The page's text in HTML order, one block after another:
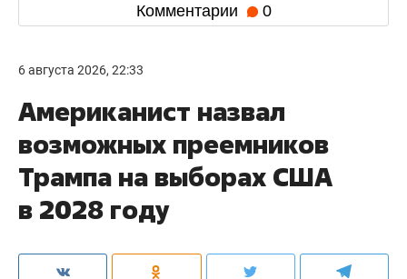
Комментарии 0
6 августа 2026, 22:33
Американист назвал
возможных преемников
Трампа на выборах США
в 2028 году